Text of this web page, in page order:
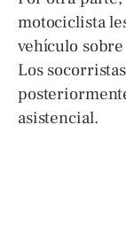
motociclista
vehículo
Los
asistencial.